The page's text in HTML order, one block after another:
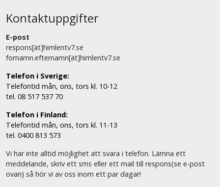
Kontaktuppgifter
E-post
respons[ät]himlentv7.se
fornamn.efternamn[ät]himlentv7.se
Telefon i Sverige:
Telefontid mån, ons, tors kl. 10-12
tel. 08 517 537 70
Telefon i Finland:
Telefontid mån, ons, tors kl. 11-13
tel. 0400 813 573
Vi har inte alltid möjlighet att svara i telefon. Lämna ett
meddelande, skriv ett sms eller ett mail till respons(se e-post
ovan) så hör vi av oss inom ett par dagar!